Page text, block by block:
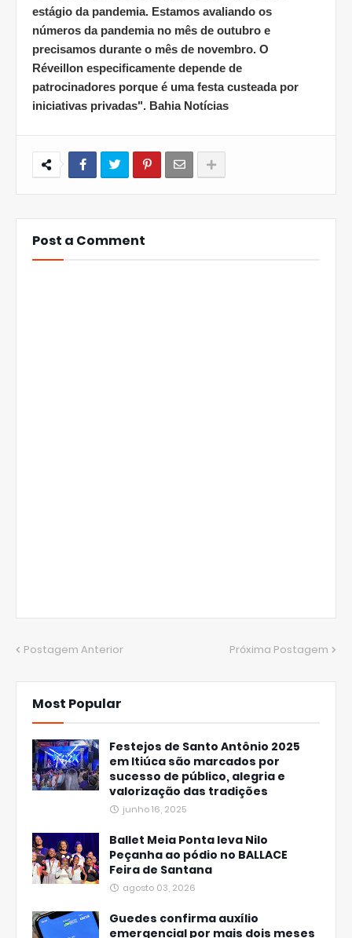
estágio da pandemia. Estamos avaliando os
números da pandemia no mês de outubro e
precisamos durante o mês de novembro. O
Réveillon especificamente depende de
patrocinadores porque é uma festa custeada por
iniciativas privadas". Bahia Notícias
Post a Comment
Postagem Anterior Próxima Postagem
Most Popular
Festejos de Santo Antônio 2025
em Itiúca são marcados por
sucesso de público, alegria e
valorização das tradições
junho 16, 2025
Ballet Meia Ponta leva Nilo
Peçanha ao pódio no BALLACE
Feira de Santana
agosto 03, 2026
Guedes confirma auxílio
emergencial por mais dois meses